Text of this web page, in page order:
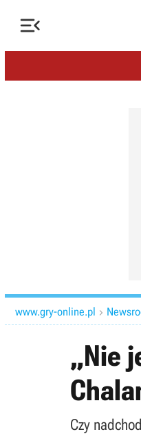

www.gry-online.pl 
„Nie
Czy